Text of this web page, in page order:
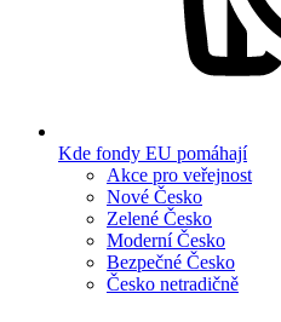
Kde fondy EU pomáhají
Akce pro veřejnost
Nové Česko
Zelené Česko
Moderní Česko
Bezpečné Česko
Česko netradičně